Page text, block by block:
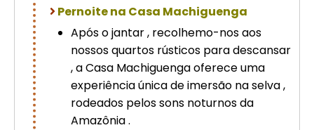
Pernoite na Casa Machiguenga
Após o jantar , recolhemo-nos aos
nossos quartos rústicos para descansar
, a Casa Machiguenga oferece uma
experiência única de imersão na selva ,
rodeados pelos sons noturnos da
Amazônia .